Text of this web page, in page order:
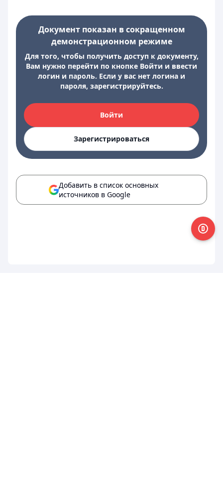
Документ показан в сокращенном
демонстрационном режиме
Для того, чтобы получить доступ к документу,
Вам нужно перейти по кнопке Войти и ввести
логин и пароль. Если у вас нет логина и
пароля, зарегистрируйтесь.
Войти
Зарегистрироваться
Добавить в список основных
источников в Google